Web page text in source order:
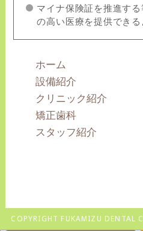
マイナ保険証を推進す
の高い医療を提供でき
ホーム
設備紹介
クリニック紹介
矯正歯科
スタッフ紹介
COPYRIGHT FUKAMIZU DENTAL